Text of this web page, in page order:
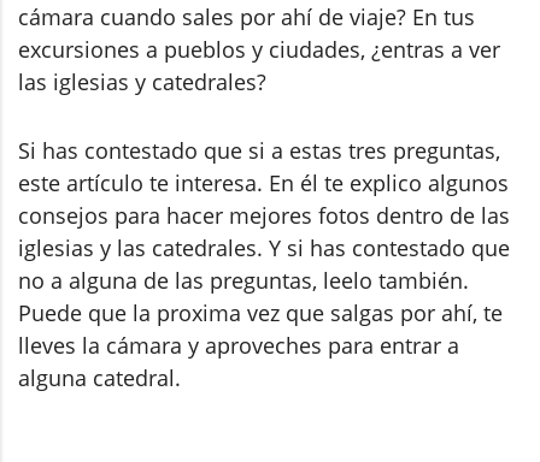
cámara cuando sales por ahí de viaje? En tus
excursiones a pueblos y ciudades, ¿entras a ver
las iglesias y catedrales?
Si has contestado que si a estas tres preguntas,
este artículo te interesa. En él te explico algunos
consejos para hacer mejores fotos dentro de las
iglesias y las catedrales. Y si has contestado que
no a alguna de las preguntas, leelo también.
Puede que la proxima vez que salgas por ahí, te
lleves la cámara y aproveches para entrar a
alguna catedral.